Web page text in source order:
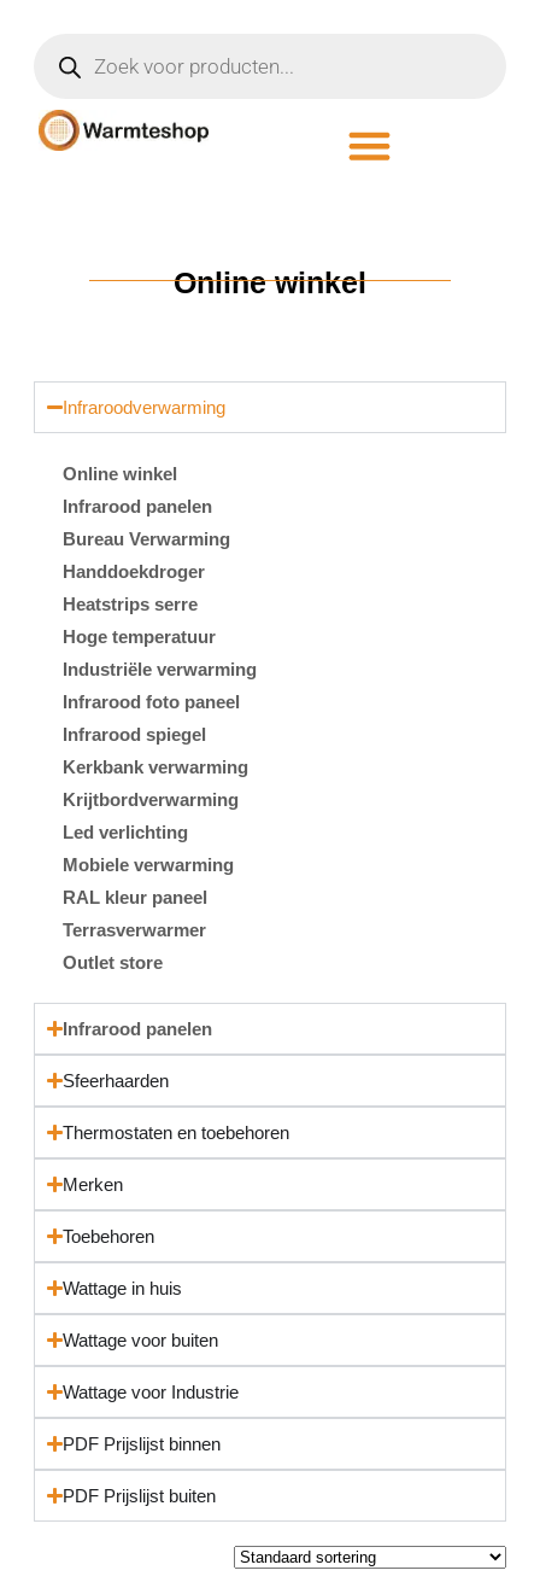
Online winkel
Infraroodverwarming
Online winkel
Infrarood panelen
Bureau Verwarming
Handdoekdroger
Heatstrips serre
Hoge temperatuur
Industriële verwarming
Infrarood foto paneel
Infrarood spiegel
Kerkbank verwarming
Krijtbordverwarming
Led verlichting
Mobiele verwarming
RAL kleur paneel
Terrasverwarmer
Outlet store
Infrarood panelen
Sfeerhaarden
Thermostaten en toebehoren
Merken
Toebehoren
Wattage in huis
Wattage voor buiten
Wattage voor Industrie
PDF Prijslijst binnen
PDF Prijslijst buiten